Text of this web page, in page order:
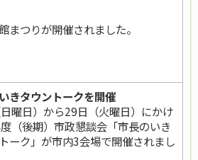
まつりが開催されました。
きタウントークを開催
曜日）から29日（火曜日）にかけ
（後期）市政懇談会「市長のいき
ーク」が市内3会場で開催されまし